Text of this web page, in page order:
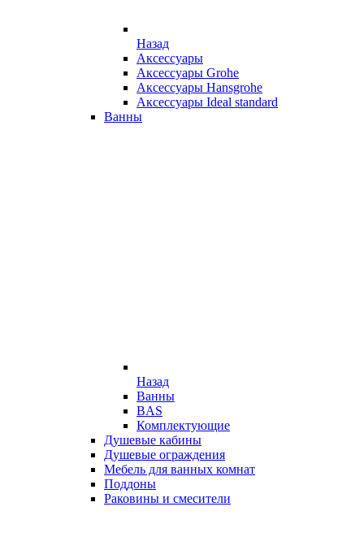
Назад
Аксессуары
Аксессуары Grohe
Аксессуары Hansgrohe
Аксессуары Ideal standard
Ванны
Назад
Ванны
BAS
Комплектующие
Душевые кабины
Душевые ограждения
Мебель для ванных комнат
Поддоны
Раковины и смесители